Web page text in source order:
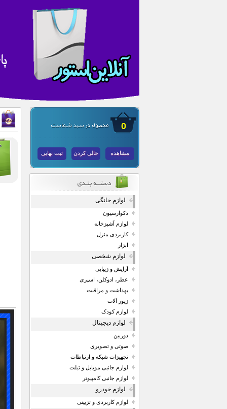
0
مشاهده خالی کردن ثبت نهایی
لوازم خانگی
دکوارسیون
لوازم آشپزخانه
کاربردی منزل
ابزار
لوازم شخصی
آرایش و زیبایی
عطر، ادوکلن، اسپری
بهداشت و مراقبت
زیور آلات
لوازم کودک
لوازم دیجیتال
دوربین
صوتی و تصویری
تجهیزات شبکه و ارتباطات
لوازم جانبی موبایل و تبلت
لوازم جانبی کامپیوتر
لوازم خودرو
لوازم کاربردی و تزیینی